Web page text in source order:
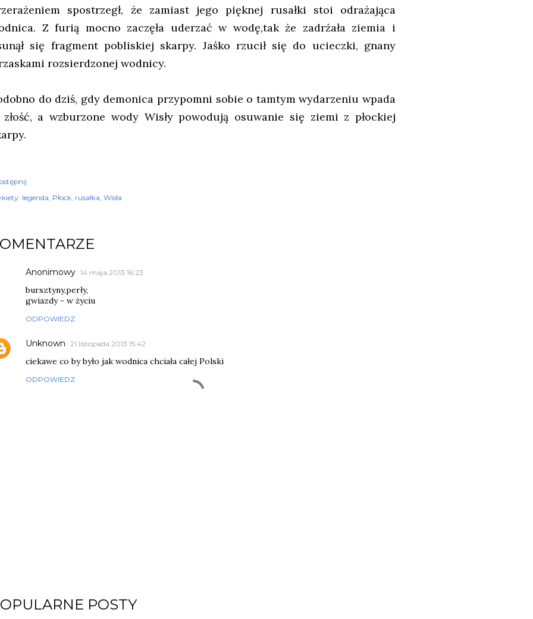
spostrzegł, że zamiast jego pięknej rusałki stoi odrażająca
Z furią mocno zaczęła uderzać w wodę,tak że zadrżała ziemia i
się fragment pobliskiej skarpy. Jaśko rzucił się do ucieczki, gnany
rozsierdzonej wodnicy.
do dziś, gdy demonica przypomni sobie o tamtym wydarzeniu wpada
a wzburzone wody Wisły powodują osuwanie się ziemi z płockiej
legenda Płock rusałka Wisła
Anonimowy 14 maja 2013 16:23
bursztyny,perły,
gwiazdy - w życiu
ODPOWIEDZ
Unknown 21 listopada 2013 15:42
ciekawe co by było jak wodnica chciała całej Polski
ODPOWIEDZ
POSTY